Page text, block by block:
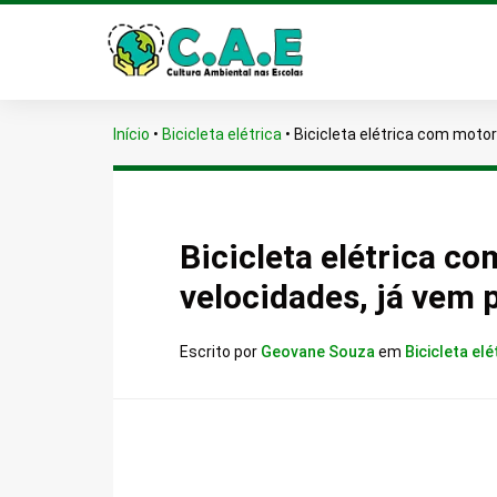
Início • Bicicleta elétrica • Bicicleta elétrica com
Bicicleta elétrica
velocidades, já vem
Escrito por Geovane Souza em Bicicleta